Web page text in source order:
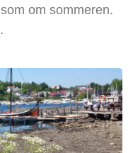
om sommeren.